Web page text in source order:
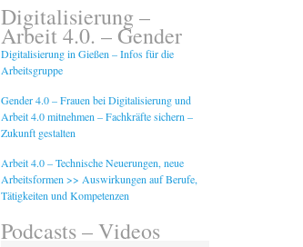
Digitalisierung –
Arbeit 4.0. – Gender
Digitalisierung in Gießen – Infos für die
Arbeitsgruppe
Gender 4.0 – Frauen bei Digitalisierung und
Arbeit 4.0 mitnehmen – Fachkräfte sichern –
Zukunft gestalten
Arbeit 4.0 – Technische Neuerungen, neue
Arbeitsformen >> Auswirkungen auf Berufe,
Tätigkeiten und Kompetenzen
Podcasts – Videos